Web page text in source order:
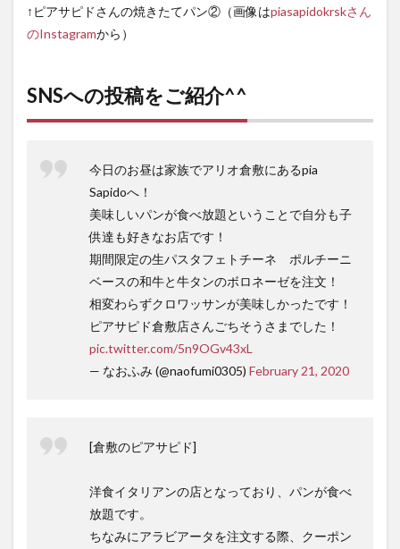
↑ピアサピドさんの焼きたてパン②（画像はpiasapidokrskさん
のInstagramから）
SNSへの投稿をご紹介^^
今日のお昼は家族でアリオ倉敷にあるpia
Sapidoへ！
美味しいパンが食べ放題ということで自分も子
供達も好きなお店です！
期間限定の生パスタフェトチーネ ポルチーニ
ベースの和牛と牛タンのボロネーゼを注文！
相変わらずクロワッサンが美味しかったです！
ピアサピド倉敷店さんごちそうさまでした！
pic.twitter.com/5n9OGv43xL
— なおふみ (@naofumi0305) February 21, 2020
[倉敷のピアサピド]
洋食イタリアンの店となっており、パンが食べ
放題です。
ちなみにアラビアータを注文する際、クーポン